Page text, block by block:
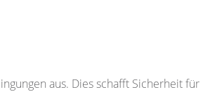
aus. Dies schafft Sicherheit für